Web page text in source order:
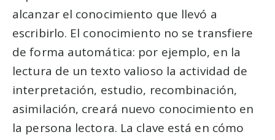
alcanzar el conocimiento que llevó a
escribirlo. El conocimiento no se transfiere
de forma automática: por ejemplo, en la
lectura de un texto valioso la actividad de
interpretación, estudio, recombinación,
asimilación, creará nuevo conocimiento en
la persona lectora. La clave está en cómo